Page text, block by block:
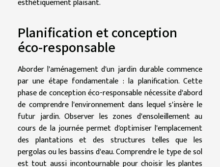
esthétiquement plaisant.
Planification et conception
éco-responsable
Aborder l'aménagement d'un jardin durable commence
par une étape fondamentale : la planification. Cette
phase de conception éco-responsable nécessite d'abord
de comprendre l'environnement dans lequel s'insère le
futur jardin. Observer les zones d'ensoleillement au
cours de la journée permet d'optimiser l'emplacement
des plantations et des structures telles que les
pergolas ou les bassins d'eau. Comprendre le type de sol
est tout aussi incontournable pour choisir les plantes